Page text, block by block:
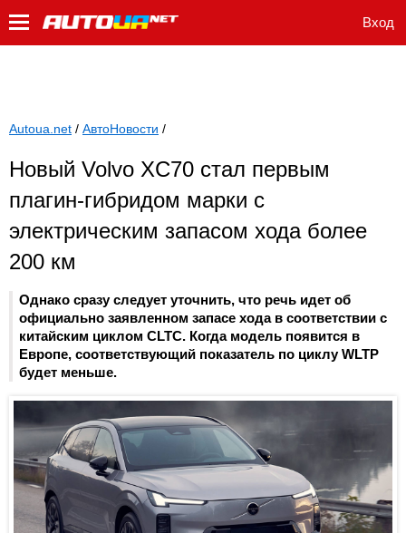
Вход
Autoua.net / АвтоНовости /
Новый Volvo XC70 стал первым
плагин-гибридом марки с
электрическим запасом хода более
200 км
Однако сразу следует уточнить, что речь идет об
официально заявленном запасе хода в соответствии с
китайским циклом CLTC. Когда модель появится в
Европе, соответствующий показатель по циклу WLTP
будет меньше.